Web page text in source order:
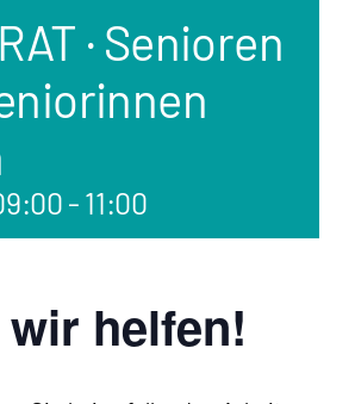
· Senioren
- 11:00
helfen!